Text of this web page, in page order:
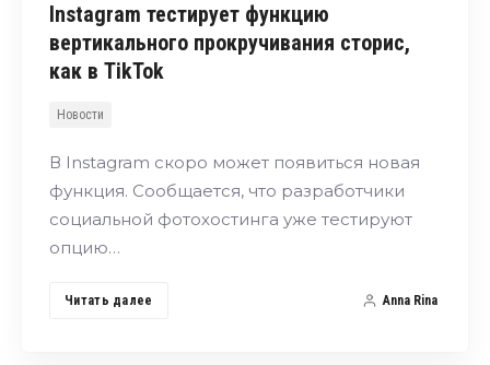
Instagram тестирует функцию
вертикального прокручивания сторис,
как в TikTok
Новости
В Instagram скоро может появиться новая
функция. Сообщается, что разработчики
социальной фотохостинга уже тестируют
опцию…
Читать далее Anna Rina